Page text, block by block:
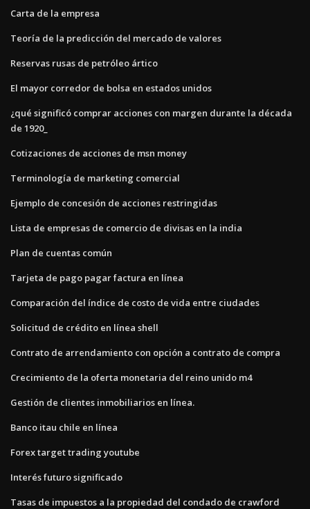
Carta de la empresa
Teoría de la predicción del mercado de valores
Reservas rusas de petróleo ártico
El mayor corredor de bolsa en estados unidos
¿qué significó comprar acciones con margen durante la década
de 1920_
Cotizaciones de acciones de msn money
Terminología de marketing comercial
Ejemplo de concesión de acciones restringidas
Lista de empresas de comercio de divisas en la india
Plan de cuentas común
Tarjeta de pago pagar factura en línea
Comparación del índice de costo de vida entre ciudades
Solicitud de crédito en línea shell
Contrato de arrendamiento con opción a contrato de compra
Crecimiento de la oferta monetaria del reino unido m4
Gestión de clientes inmobiliarios en línea.
Banco itau chile en línea
Forex target trading youtube
Interés futuro significado
Tasas de impuestos a la propiedad del condado de crawford